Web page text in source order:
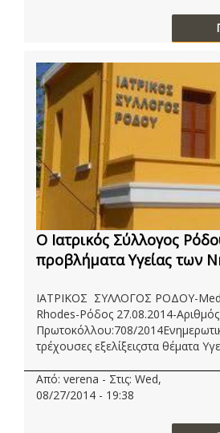
O Ιατρικός Σύλλογος
προβλήματα Υγείας των
ΙΑΤΡΙΚΟΣ ΣΥΛΛΟΓΟΣ ΡΟΔΟΥ-
Rhodes-Ρόδος 27.08.2014-Αριθμός
Πρωτοκόλλου:708/
τρέχουσες εξελίξειςστα θέματα
Από: verena - Στις: Wed,
08/27/2014 - 19:38